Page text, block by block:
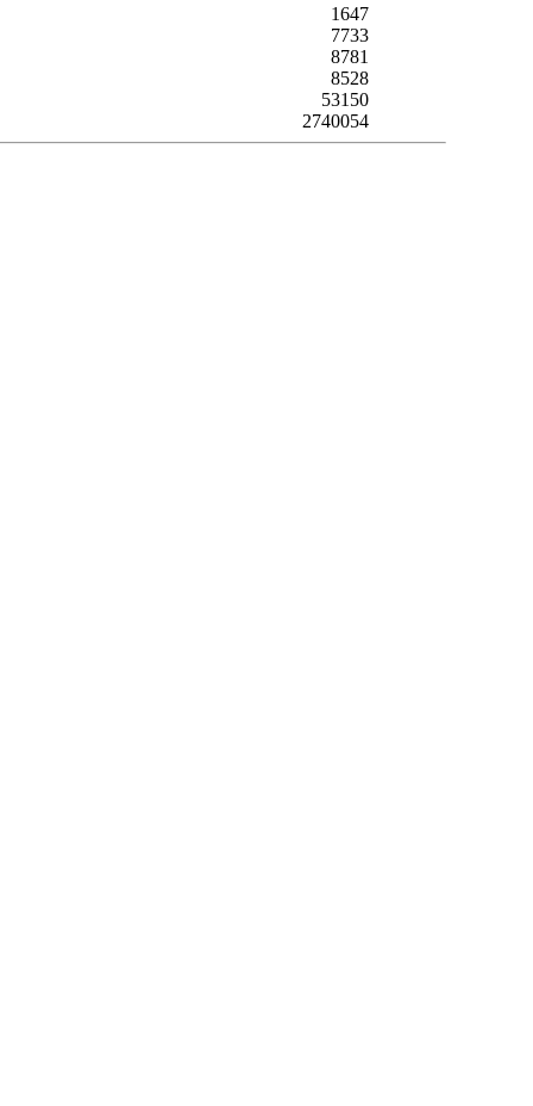
1647
7733
8781
8528
53150
2740054